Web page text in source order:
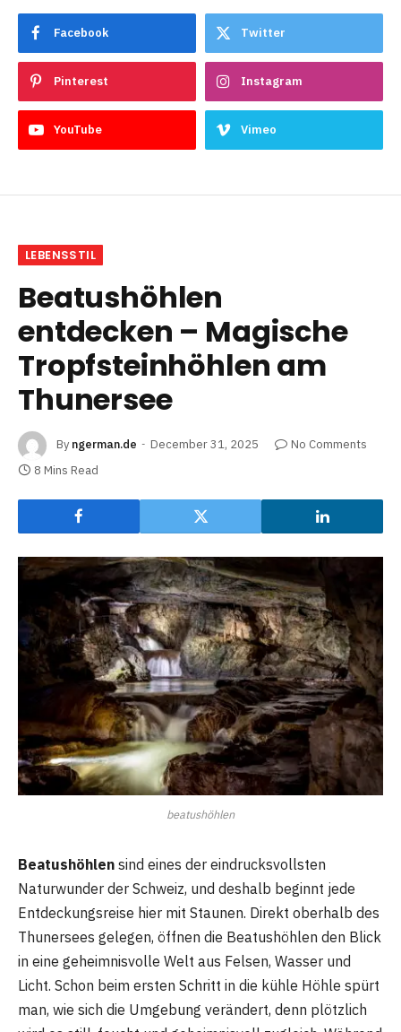
Facebook Twitter
Pinterest Instagram
YouTube Vimeo
LEBENSSTIL
Beatushöhlen
entdecken – Magische
Tropfsteinhöhlen am
Thunersee
By ngerman.de December 31, 2025
No Comments
8 Mins Read
beatushöhlen
Beatushöhlen sind eines der eindrucksvollsten
Naturwunder der Schweiz, und deshalb beginnt jede
Entdeckungsreise hier mit Staunen. Direkt oberhalb des
Thunersees gelegen, öffnen die Beatushöhlen den Blick
in eine geheimnisvolle Welt aus Felsen, Wasser und
Licht. Schon beim ersten Schritt in die kühle Höhle spürt
man, wie sich die Umgebung verändert, denn plötzlich